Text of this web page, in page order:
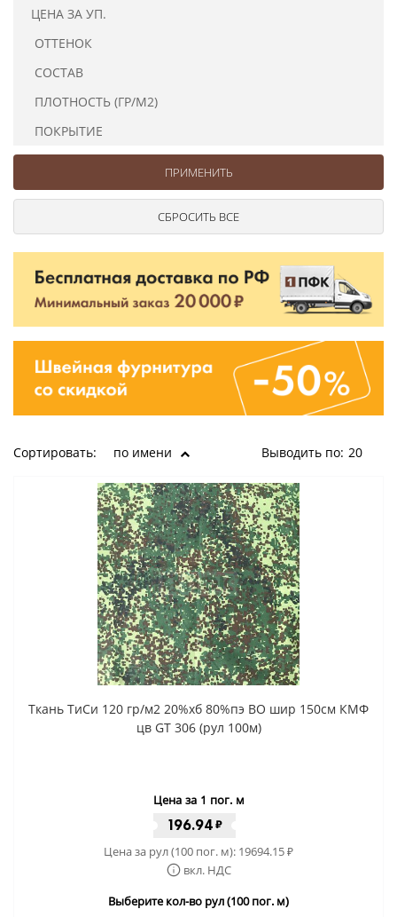
ЦЕНА ЗА УП.
ОТТЕНОК
СОСТАВ
ПЛОТНОСТЬ (ГР/М2)
ПОКРЫТИЕ
Сортировать: по имени Выводить по: 20
Ткань ТиСи 120 гр/м2 20%хб 80%пэ ВО шир 150см КМФ
цв GT 306 (рул 100м)
Цена за 1 пог. м
196.94 ₽
Цена за рул (100 пог. м): 19694.15₽
вкл. НДС
Выберите кол-во рул (100 пог. м)
Ушковые
Цепочки шарики с замком
Ткани
Сумочная фурнитура